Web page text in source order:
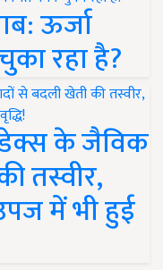
ऊर्जा
रहा है?
के जैविक
तस्वीर,
में भी हुई